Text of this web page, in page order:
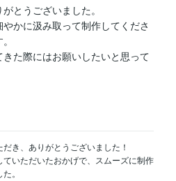
とうございました。
かに汲み取って制作してくださ
た際にはお願いしたいと思って
き、ありがとうございました！
いただいたおかげで、スムーズに制作
。